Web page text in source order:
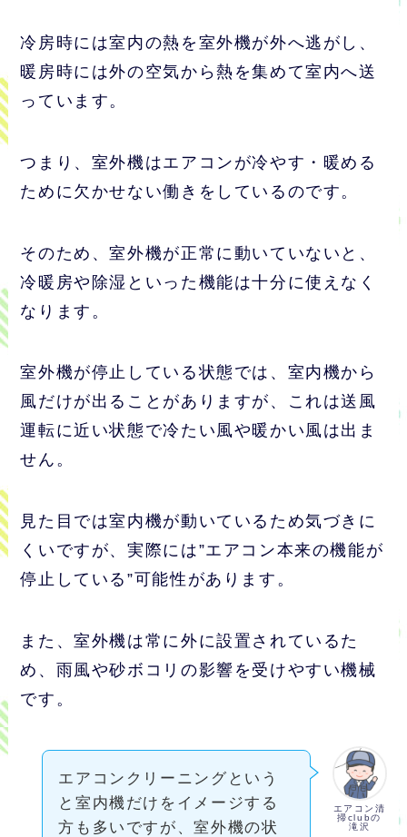
冷房時には室内の熱を室外機が外へ逃がし、
暖房時には外の空気から熱を集めて室内へ送
っています。
つまり、室外機はエアコンが冷やす・暖める
ために欠かせない働きをしているのです。
そのため、室外機が正常に動いていないと、
冷暖房や除湿といった機能は十分に使えなく
なります。
室外機が停止している状態では、室内機から
風だけが出ることがありますが、これは送風
運転に近い状態で冷たい風や暖かい風は出ま
せん。
見た目では室内機が動いているため気づきに
くいですが、実際には”エアコン本来の機能が
停止している”可能性があります。
また、室外機は常に外に設置されているた
め、雨風や砂ボコリの影響を受けやすい機械
です。
エアコン清
掃clubの
滝沢
エアコンクリーニングという
と室内機だけをイメージする
方も多いですが、室外機の状